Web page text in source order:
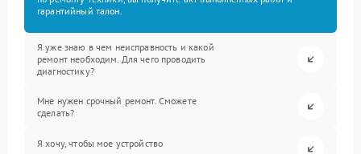
гарантийный талон.
Я уже знаю в чем неисправность и какой
ремонт необходим. Для чего проводить
диагностику?
Мне нужен срочный ремонт. Сможете
сделать?
Я хочу, чтобы мое устройство